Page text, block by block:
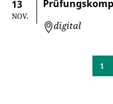
13
NOV.
digital
1